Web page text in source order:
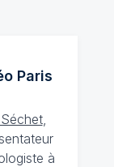
Paris
,
à